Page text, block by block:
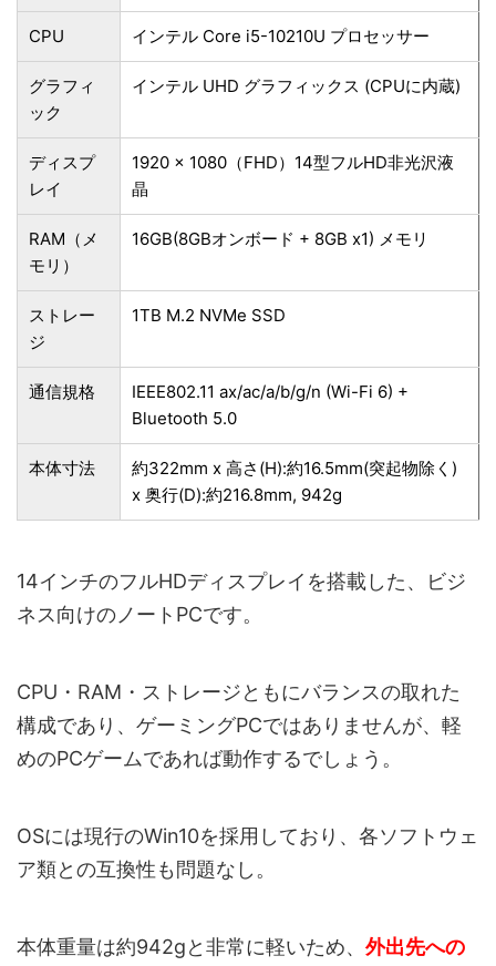
CPU インテル Core i5-10210U プロセッサー
グラフィ
ック
インテル UHD グラフィックス (CPUに内蔵)
ディスプ
レイ
1920 x 1080（FHD）14型フルHD非光沢液
晶
RAM（メ
モリ）
16GB(8GBオンボード + 8GB x1) メモリ
ストレー
ジ
1TB M.2 NVMe SSD
通信規格
IEEE802.11 ax/ac/a/b/g/n (Wi-Fi 6) +
Bluetooth 5.0
本体寸法
約322mm x 高さ(H):約16.5mm(突起物除く)
x 奥行(D):約216.8mm, 942g
14インチのフルHDディスプレイを搭載した、ビジ
ネス向けのノートPCです。
CPU・RAM・ストレージともにバランスの取れた
構成であり、ゲーミングPCではありませんが、軽
めのPCゲームであれば動作するでしょう。
OSには現行のWin10を採用しており、各ソフトウェ
ア類との互換性も問題なし。
本体重量は約942gと非常に軽いため、 外出先への